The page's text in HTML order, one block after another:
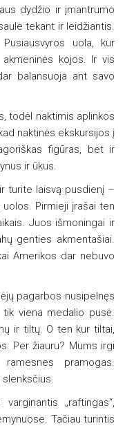
dydžio ir įmantrumo
tekant ir leidžiantis.
uola, kur
kojos. Ir vis
balansuoja ant savo
todėl naktimis aplinkos
naktinės ekskursijos į
figūras, bet ir
ir ūkus.
turite laisvą pusdienį –
Pirmieji įrašai ten
Juos išmoningai ir
genties akmentašiai.
Amerikos dar nebuvo
pagarbos nusipelnęs
viena medalio pusė.
ir tiltų. O ten kur tiltai,
Per žiauru? Mums irgi
pramogas.
„raftingas“,
Tačiau turintis